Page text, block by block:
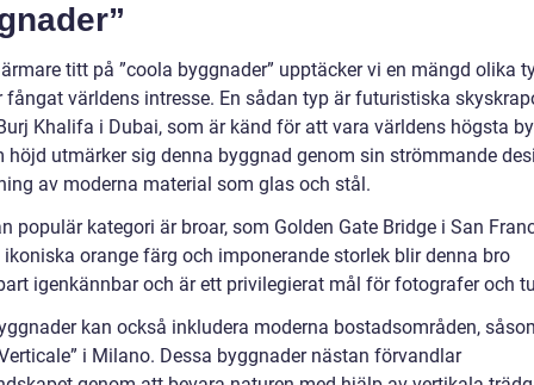
titt på ”coola byggnader” upptäcker vi en mängd olika
fångat världens intresse. En sådan typ är futuristiska
Khalifa i Dubai, som är känd för att vara världens högsta
höjd utmärker sig denna byggnad genom sin strömmande
av moderna material som glas och stål.
populär kategori är broar, som Golden Gate Bridge i San
orange färg och imponerande storlek blir denna bro
igenkännbar och är ett privilegierat mål för fotografer och
kan också inkludera moderna bostadsområden,
i Milano. Dessa byggnader nästan förvandlar